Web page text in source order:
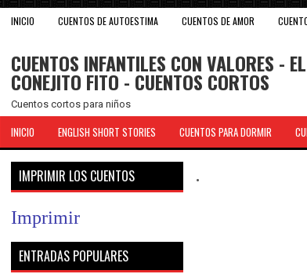
INICIO CUENTOS DE AUTOESTIMA CUENTOS DE AMOR
CUENTOS INFANTILES CON VALORES - EL
CONEJITO FITO - CUENTOS CORTOS
Cuentos cortos para niños
INICIO ENGLISH SHORT STORIES CUENTOS PARA DORMIR
.
IMPRIMIR LOS CUENTOS
Imprimir
ENTRADAS POPULARES